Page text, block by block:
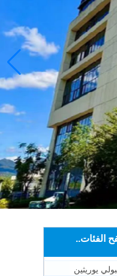
الفئات..
يوريثين